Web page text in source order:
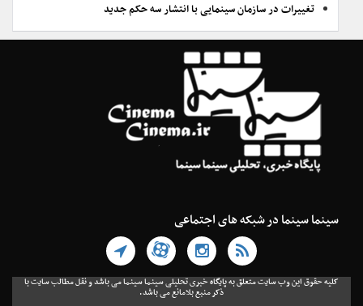
تغییرات در سازمان سینمایی با انتشار سه حکم جدید
سینما سینما در شبکه های اجتماعی
کلیه حقوق این وب سایت متعلق به پایگاه خبری تحلیلی سینما سینما می باشد و نقل مطالب سایت با
ذکر منبع بلامانع می باشد.